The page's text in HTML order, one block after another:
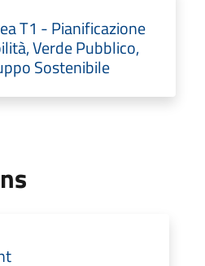
T1 - Pianificazione
Verde Pubblico,
Sostenibile